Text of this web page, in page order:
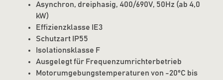
Asynchron, dreiphasig, 400/690V, 50Hz (ab 4,0
kW)
Effizienzklasse IE3
Schutzart IP55
Isolationsklasse F
Ausgelegt für Frequenzumrichterbetrieb
Motorumgebungstemperaturen von -20°C bis